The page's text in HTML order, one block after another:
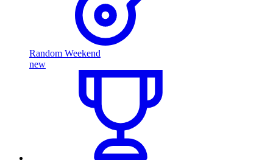
Random Weekend
new